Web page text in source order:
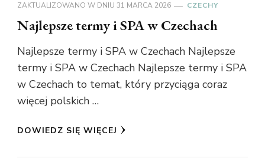
ZAKTUALIZOWANO W DNIU 31 MARCA 2026 CZECHY
Najlepsze termy i SPA w Czechach
Najlepsze termy i SPA w Czechach Najlepsze
termy i SPA w Czechach Najlepsze termy i SPA
w Czechach to temat, który przyciąga coraz
więcej polskich …
DOWIEDZ SIĘ WIĘCEJ